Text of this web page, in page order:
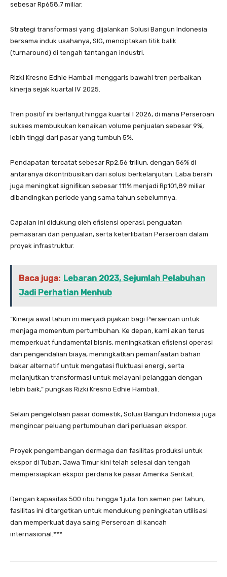
sebesar Rp658,7 miliar.
Strategi transformasi yang dijalankan Solusi Bangun Indonesia
bersama induk usahanya, SIG, menciptakan titik balik
(turnaround) di tengah tantangan industri.
Rizki Kresno Edhie Hambali menggaris bawahi tren perbaikan
kinerja sejak kuartal IV 2025.
Tren positif ini berlanjut hingga kuartal I 2026, di mana Perseroan
sukses membukukan kenaikan volume penjualan sebesar 9%,
lebih tinggi dari pasar yang tumbuh 5%.
Pendapatan tercatat sebesar Rp2,56 triliun, dengan 56% di
antaranya dikontribusikan dari solusi berkelanjutan. Laba bersih
juga meningkat signifikan sebesar 111% menjadi Rp101,89 miliar
dibandingkan periode yang sama tahun sebelumnya.
Capaian ini didukung oleh efisiensi operasi, penguatan
pemasaran dan penjualan, serta keterlibatan Perseroan dalam
proyek infrastruktur.
Baca juga: Lebaran 2023, Sejumlah Pelabuhan
Jadi Perhatian Menhub
“Kinerja awal tahun ini menjadi pijakan bagi Perseroan untuk
menjaga momentum pertumbuhan. Ke depan, kami akan terus
memperkuat fundamental bisnis, meningkatkan efisiensi operasi
dan pengendalian biaya, meningkatkan pemanfaatan bahan
bakar alternatif untuk mengatasi fluktuasi energi, serta
melanjutkan transformasi untuk melayani pelanggan dengan
lebih baik,” pungkas Rizki Kresno Edhie Hambali.
Selain pengelolaan pasar domestik, Solusi Bangun Indonesia juga
mengincar peluang pertumbuhan dari perluasan ekspor.
Proyek pengembangan dermaga dan fasilitas produksi untuk
ekspor di Tuban, Jawa Timur kini telah selesai dan tengah
mempersiapkan ekspor perdana ke pasar Amerika Serikat.
Dengan kapasitas 500 ribu hingga 1 juta ton semen per tahun,
fasilitas ini ditargetkan untuk mendukung peningkatan utilisasi
dan memperkuat daya saing Perseroan di kancah
internasional.***